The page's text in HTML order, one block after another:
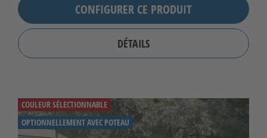
CONFIGURER CE PRODUIT
DÉTAILS
COULEUR SÉLECTIONNABLE
OPTIONNELLEMENT AVEC POTEAU